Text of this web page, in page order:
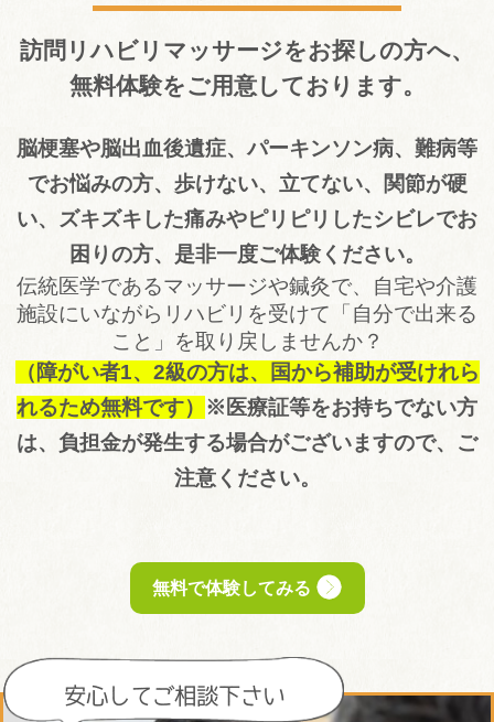
訪問リハビリマッサージをお探しの方へ、
無料体験をご用意しております。
脳梗塞や脳出血後遺症、パーキンソン病、難病等
でお悩みの方、歩けない、立てない、関節が硬
い、ズキズキした痛みやピリピリしたシビレでお
困りの方、是非一度ご体験ください。
伝統医学であるマッサージや鍼灸で、自宅や介護
施設にいながらリハビリを受けて「自分で出来る
こと」を取り戻しませんか？
（障がい者1、2級の方は、国から補助が受けれら
れるため無料です） ※医療証等をお持ちでない方
は、負担金が発生する場合がございますので、ご
注意ください。
無料で体験してみる
安心してご相談下さい